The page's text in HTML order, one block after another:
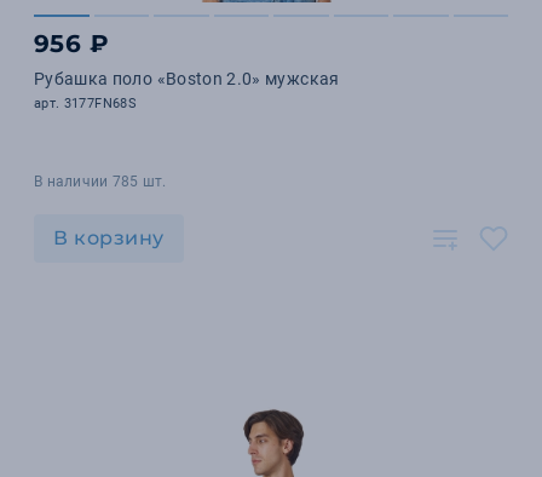
956 ₽
Рубашка поло «Boston 2.0» мужская
арт. 3177FN68S
В наличии 785 шт.
В корзину